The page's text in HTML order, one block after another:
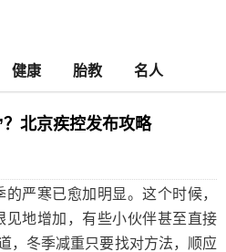
健康 胎教 名人
北京疾控发布攻略
寒已愈加明显。这个时候，
见地增加，有些小伙伴甚至直接
，冬季减重只要找对方法，顺应